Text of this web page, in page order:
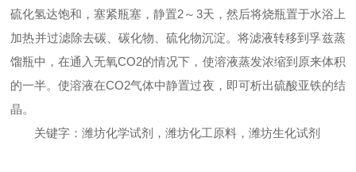
硫化氢达饱和，塞紧瓶塞，静置2～3天，然后将烧瓶置于水浴上
加热并过滤除去碳、碳化物、硫化物沉淀。将滤液转移到孚兹蒸
馏瓶中，在通入无氧CO2的情况下，使溶液蒸发浓缩到原来体积
的一半。使溶液在CO2气体中静置过夜，即可析出硫酸亚铁的结
晶。
关键字：潍坊化学试剂，潍坊化工原料，潍坊生化试剂